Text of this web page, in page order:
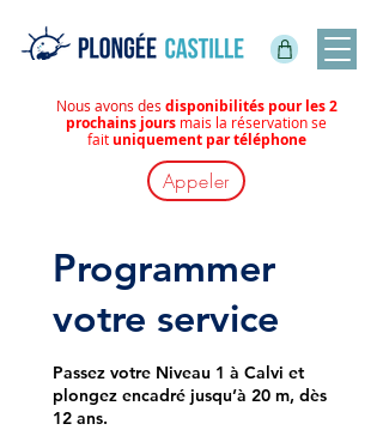
Nous avons des disponibilités pour les 2
prochains jours mais la réservation se
faituniquement par téléphone
Appeler
Programmer
votre service
Passez votre Niveau 1 à Calvi et
plongez encadré jusqu’à 20 m, dès
12 ans.